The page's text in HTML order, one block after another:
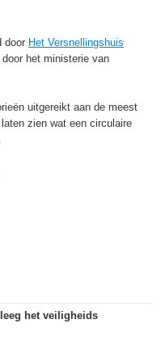
door Het Versnellingshuis
het ministerie van
uitgereikt aan de meest
zien wat een circulaire
het veiligheids